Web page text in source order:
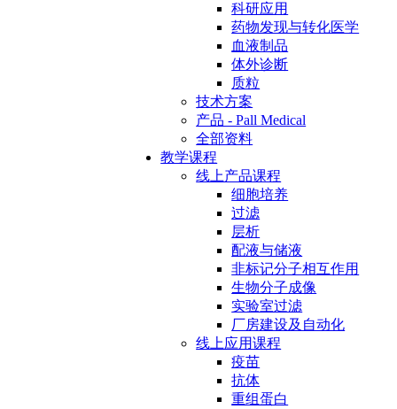
科研应用
药物发现与转化医学
血液制品
体外诊断
质粒
技术方案
产品 - Pall Medical
全部资料
教学课程
线上产品课程
细胞培养
过滤
层析
配液与储液
非标记分子相互作用
生物分子成像
实验室过滤
厂房建设及自动化
线上应用课程
疫苗
抗体
重组蛋白